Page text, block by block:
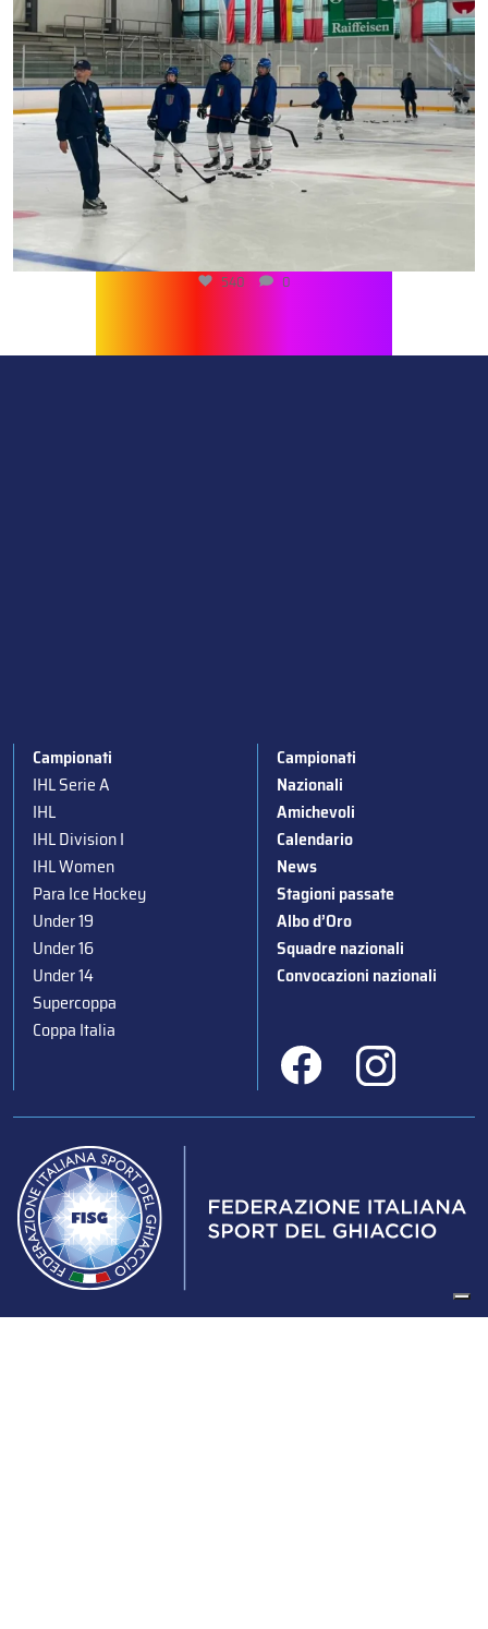
540 0
Campionati
IHL Serie A
IHL
IHL Division I
IHL Women
Para Ice Hockey
Under 19
Under 16
Under 14
Supercoppa
Coppa Italia
Campionati
Nazionali
Amichevoli
Calendario
News
Stagioni passate
Albo d’Oro
Squadre nazionali
Convocazioni nazionali